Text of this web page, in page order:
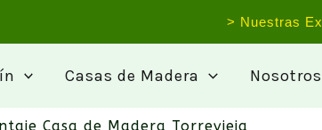
> Nuestras
Casas de Madera Nosotros
Casa de Madera Torrevieja